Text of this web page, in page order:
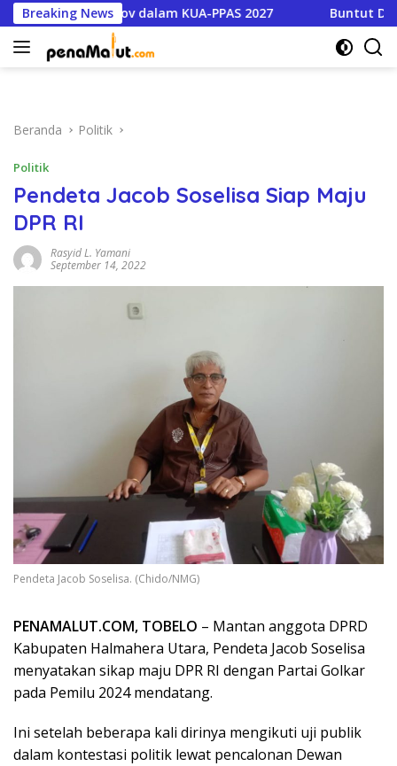
Langsung
ke
konten
Breaking News
Pemprov dalam KUA-PPAS 2027 Buntut Dugaan
Beranda Politik
Politik
Pendeta Jacob Soselisa Siap Maju
DPR RI
Rasyid L. Yamani
September 14, 2022
Pendeta Jacob Soselisa. (Chido/NMG)
PENAMALUT.COM, TOBELO – Mantan anggota DPRD
Kabupaten Halmahera Utara, Pendeta Jacob Soselisa
menyatakan sikap maju DPR RI dengan Partai Golkar
pada Pemilu 2024 mendatang.
Ini setelah beberapa kali dirinya mengikuti uji publik
dalam kontestasi politik lewat pencalonan Dewan